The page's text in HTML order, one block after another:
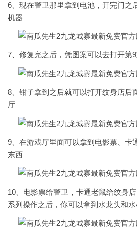
6、现在警卫那里拿到电池，开完门之
机器
7、修复完之后，凭图案可以去打开第
8、钳子拿到之后就可以打开纹身店后
厅
9、在游戏厅里面可以拿到电影票、卡
东西
10、电影票给警卫，卡通老鼠给纹身
系列操作之后，你可以拿到水龙头和水